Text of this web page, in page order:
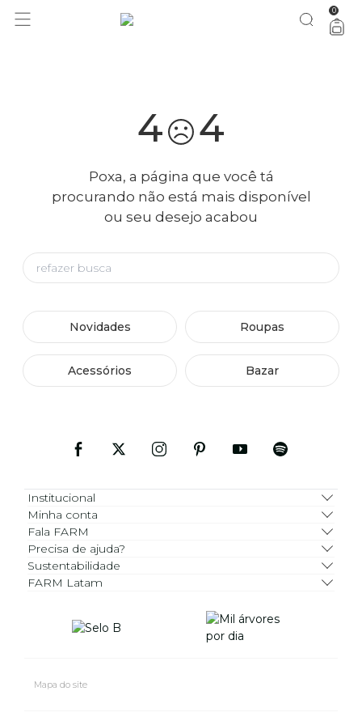
você merece 30% OFF pra comemorar com a gente aproveita! 0
4 4
Poxa, a página que você tá
procurando não está mais disponível
ou seu desejo acabou
Novidades Roupas
Acessórios Bazar
Institucional
Minha conta
Fala FARM
Precisa de ajuda?
Sustentabilidade
FARM Latam
Mapa do site